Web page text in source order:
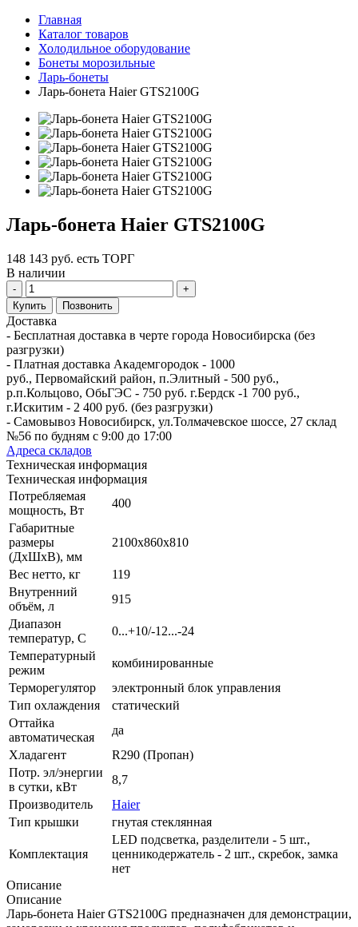
Главная
Каталог товаров
Холодильное оборудование
Бонеты морозильные
Ларь-бонеты
Ларь-бонета Haier GTS2100G
Ларь-бонета Haier GTS2100G
148 143 руб. есть ТОРГ
В наличии
-
+
Купить
Позвонить
Доставка
- Бесплатная доставка в черте города Новосибирска (без
разгрузки)
- Платная доставка Академгородок - 1000
руб., Первомайский район, п.Элитный - 500 руб.,
р.п.Кольцово, ОбьГЭС - 750 руб. г.Бердск -1 700 руб.,
г.Искитим - 2 400 руб. (без разгрузки)
- Самовывоз Новосибирск, ул.Толмачевское шоссе, 27 склад
№56 по будням с 9:00 до 17:00
Адреса складов
Техническая информация
Техническая информация
Потребляемая
мощность, Вт
400
Габаритные
размеры
(ДхШхВ), мм
2100x860x810
Вес нетто, кг
119
Внутренний
объём, л
915
Диапазон
температур, C
0...+10/-12...-24
Температурный
режим
комбинированные
Терморегулятор
электронный блок управления
Тип охлаждения
статический
Оттайка
автоматическая
да
Хладагент
R290 (Пропан)
Потр. эл/энергии
в сутки, кВт
8,7
Производитель
Haier
Тип крышки
гнутая стеклянная
Комплектация
LED подсветка, разделители - 5 шт.,
ценникодержатель - 2 шт., скребок, замка
нет
Описание
Описание
Ларь-бонета Haier GTS2100G предназначен для демонстрации,